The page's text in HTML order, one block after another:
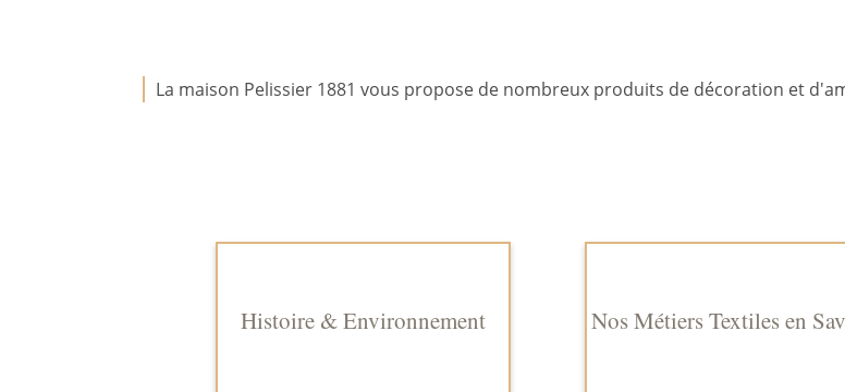
La maison Pelissier 1881 vous propose de nombreux produits de décoration et
Histoire & Environnement Nos Métiers Textiles en